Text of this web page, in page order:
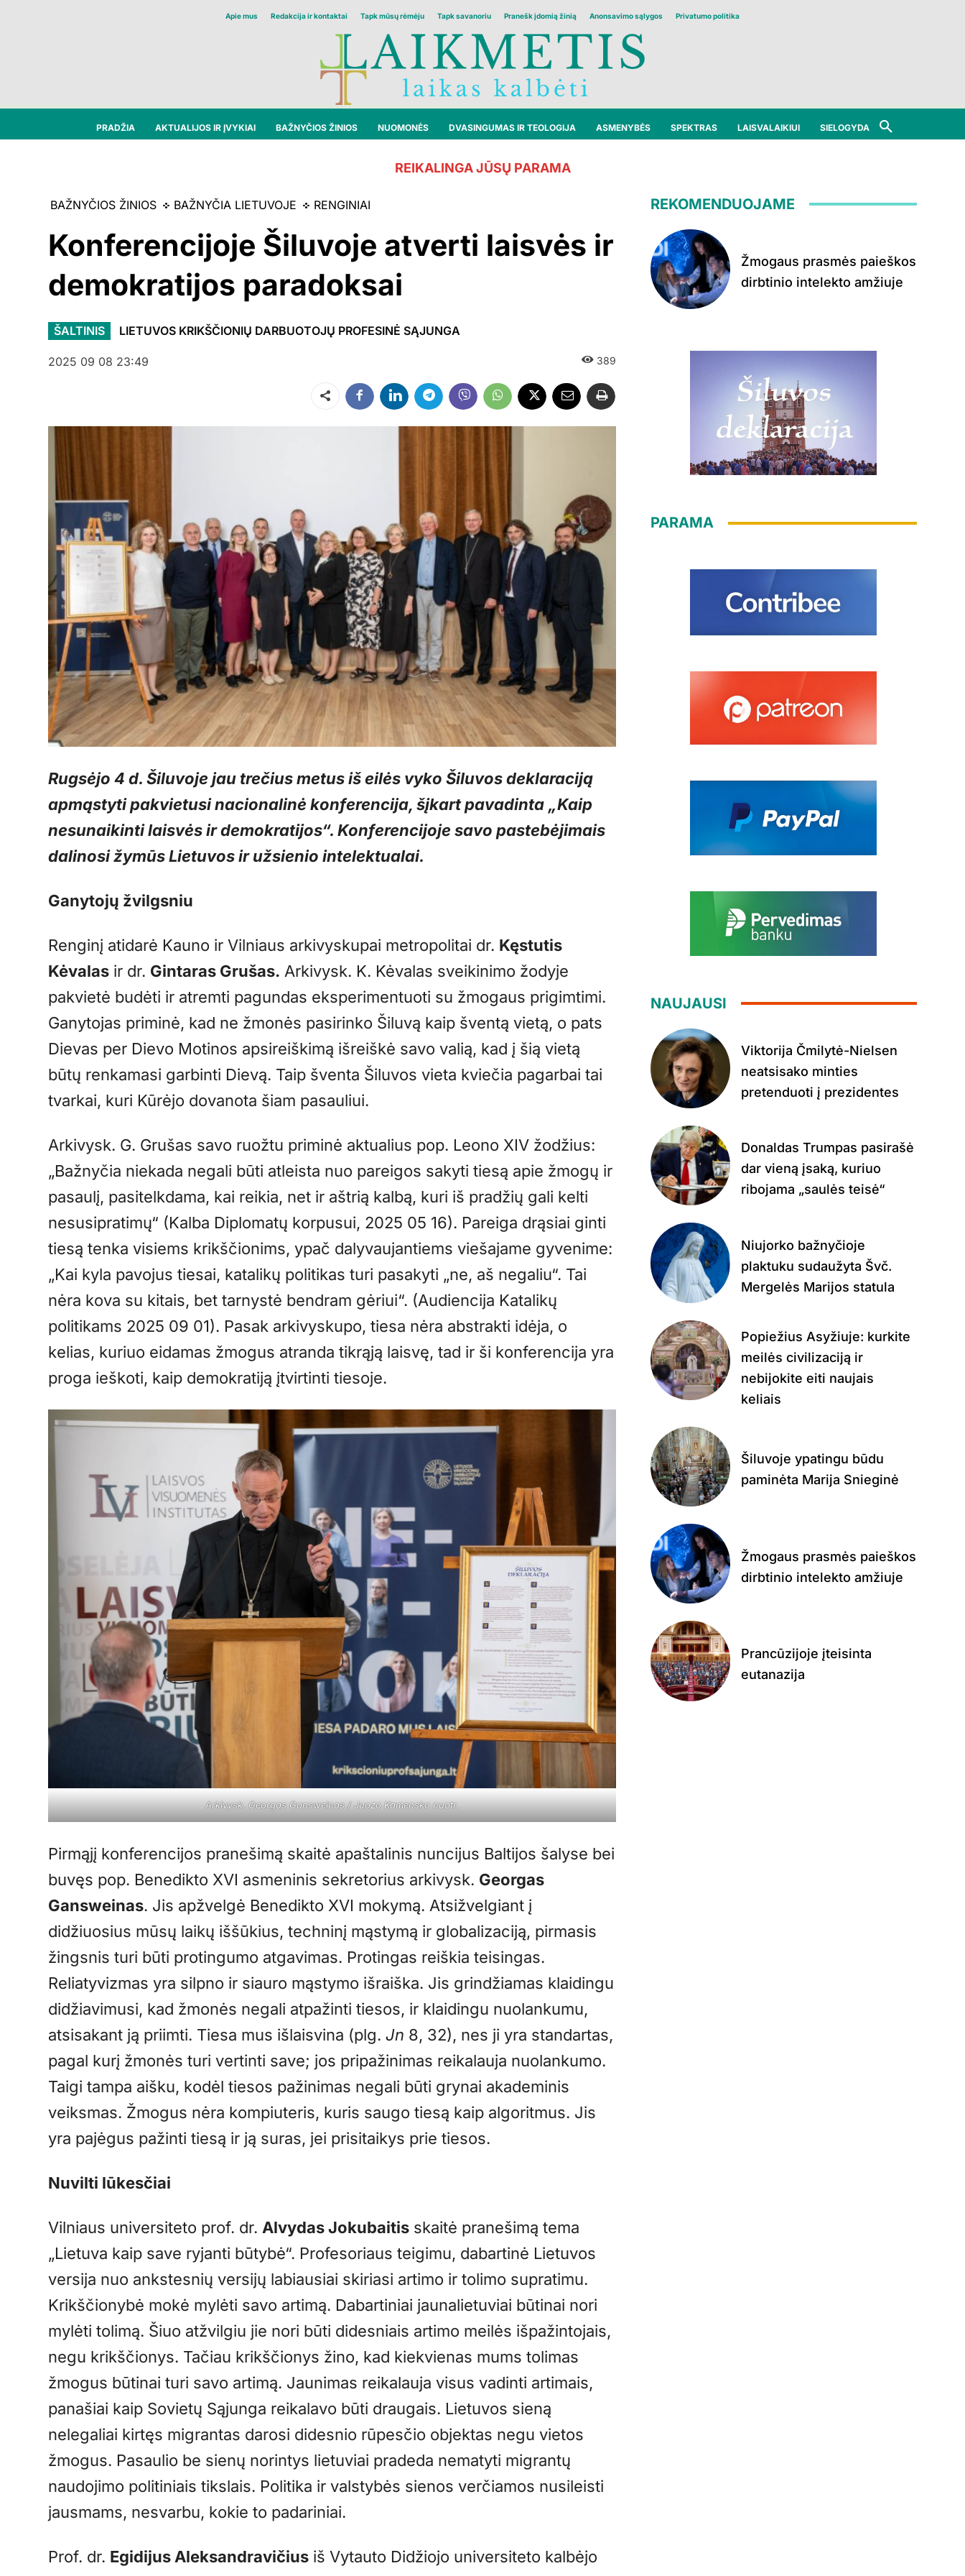
Apie mus Redakcija ir kontaktai Tapk mūsų rėmėju Tapk savanoriu Pranešk įdomią žinią Anonsavimo sąlygos Privatumo politika
PRADŽIA AKTUALIJOS IR ĮVYKIAI BAŽNYČIOS ŽINIOS NUOMONĖS DVASINGUMAS IR TEOLOGIJA ASMENYBĖS SPEKTRAS LAISVALAIKIUI SIELOGYDA
REIKALINGA JŪSŲ PARAMA
BAŽNYČIOS ŽINIOS BAŽNYČIA LIETUVOJE RENGINIAI
Konferencijoje Šiluvoje atverti laisvės ir
demokratijos paradoksai
ŠALTINIS LIETUVOS KRIKŠČIONIŲ DARBUOTOJŲ PROFESINĖ SĄJUNGA
2025 09 08 23:49 389
Dalintis
Rugsėjo 4 d. Šiluvoje jau trečius metus iš eilės vyko Šiluvos deklaraciją
apmąstyti pakvietusi nacionalinė konferencija, šįkart pavadinta „Kaip
nesunaikinti laisvės ir demokratijos“. Konferencijoje savo pastebėjimais
dalinosi žymūs Lietuvos ir užsienio intelektualai.
Ganytojų žvilgsniu
Renginį atidarė Kauno ir Vilniaus arkivyskupai metropolitai dr. Kęstutis
Kėvalas ir dr. Gintaras Grušas. Arkivysk. K. Kėvalas sveikinimo žodyje
pakvietė budėti ir atremti pagundas eksperimentuoti su žmogaus prigimtimi.
Ganytojas priminė, kad ne žmonės pasirinko Šiluvą kaip šventą vietą, o pats
Dievas per Dievo Motinos apsireiškimą išreiškė savo valią, kad į šią vietą
būtų renkamasi garbinti Dievą. Taip šventa Šiluvos vieta kviečia pagarbai tai
tvarkai, kuri Kūrėjo dovanota šiam pasauliui.
Arkivysk. G. Grušas savo ruožtu priminė aktualius pop. Leono XIV žodžius:
„Bažnyčia niekada negali būti atleista nuo pareigos sakyti tiesą apie žmogų ir
pasaulį, pasitelkdama, kai reikia, net ir aštrią kalbą, kuri iš pradžių gali kelti
nesusipratimų“ (Kalba Diplomatų korpusui, 2025 05 16). Pareiga drąsiai ginti
tiesą tenka visiems krikščionims, ypač dalyvaujantiems viešajame gyvenime:
„Kai kyla pavojus tiesai, katalikų politikas turi pasakyti „ne, aš negaliu“. Tai
nėra kova su kitais, bet tarnystė bendram gėriui“. (Audiencija Katalikų
politikams 2025 09 01). Pasak arkivyskupo, tiesa nėra abstrakti idėja, o
kelias, kuriuo eidamas žmogus atranda tikrąją laisvę, tad ir ši konferencija yra
proga ieškoti, kaip demokratiją įtvirtinti tiesoje.
Arkivysk. Georgas Gansweinas / Juozo Kamensko nuotr.
Pirmąjį konferencijos pranešimą skaitė apaštalinis nuncijus Baltijos šalyse bei
buvęs pop. Benedikto XVI asmeninis sekretorius arkivysk. Georgas
Gansweinas. Jis apžvelgė Benedikto XVI mokymą. Atsižvelgiant į
didžiuosius mūsų laikų iššūkius, techninį mąstymą ir globalizaciją, pirmasis
žingsnis turi būti protingumo atgavimas. Protingas reiškia teisingas.
Reliatyvizmas yra silpno ir siauro mąstymo išraiška. Jis grindžiamas klaidingu
didžiavimusi, kad žmonės negali atpažinti tiesos, ir klaidingu nuolankumu,
atsisakant ją priimti. Tiesa mus išlaisvina (plg.Jn 8, 32), nes ji yra standartas,
pagal kurį žmonės turi vertinti save; jos pripažinimas reikalauja nuolankumo.
Taigi tampa aišku, kodėl tiesos pažinimas negali būti grynai akademinis
veiksmas. Žmogus nėra kompiuteris, kuris saugo tiesą kaip algoritmus. Jis
yra pajėgus pažinti tiesą ir ją suras, jei prisitaikys prie tiesos.
Nuvilti lūkesčiai
Vilniaus universiteto prof. dr. Alvydas Jokubaitis skaitė pranešimą tema
„Lietuva kaip save ryjanti būtybė“. Profesoriaus teigimu, dabartinė Lietuvos
versija nuo ankstesnių versijų labiausiai skiriasi artimo ir tolimo supratimu.
Krikščionybė mokė mylėti savo artimą. Dabartiniai jaunalietuviai būtinai nori
mylėti tolimą. Šiuo atžvilgiu jie nori būti didesniais artimo meilės išpažintojais,
negu krikščionys. Tačiau krikščionys žino, kad kiekvienas mums tolimas
žmogus būtinai turi savo artimą. Jaunimas reikalauja visus vadinti artimais,
panašiai kaip Sovietų Sąjunga reikalavo būti draugais. Lietuvos sieną
nelegaliai kirtęs migrantas darosi didesnio rūpesčio objektas negu vietos
žmogus. Pasaulio be sienų norintys lietuviai pradeda nematyti migrantų
naudojimo politiniais tikslais. Politika ir valstybės sienos verčiamos nusileisti
jausmams, nesvarbu, kokie to padariniai.
Prof. dr. Egidijus Aleksandravičius iš Vytauto Didžiojo universiteto kalbėjo
REKOMENDUOJAME
Žmogaus prasmės paieškos
dirbtinio intelekto amžiuje
PARAMA
NAUJAUSI
Viktorija Čmilytė-Nielsen
neatsisako minties
pretenduoti į prezidentes
Donaldas Trumpas pasirašė
dar vieną įsaką, kuriuo
ribojama „saulės teisė“
Niujorko bažnyčioje
plaktuku sudaužyta Švč.
Mergelės Marijos statula
Popiežius Asyžiuje: kurkite
meilės civilizaciją ir
nebijokite eiti naujais
keliais
Šiluvoje ypatingu būdu
paminėta Marija Snieginė
Žmogaus prasmės paieškos
dirbtinio intelekto amžiuje
Prancūzijoje įteisinta
eutanazija